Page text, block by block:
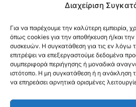
Διαχείριση
Για να παρέχουμε την καλύτερη εμπειρία,
όπως cookies για την αποθήκευση ή/και
συσκευών. Η συγκατάθεση για τις εν λόγω
επιτρέψει να επεξεργαστούμε δεδομένα
συμπεριφορά περιήγησης ή μοναδικά
ιστότοπο. Η μη συγκατάθεση ή η ανάκληση
να επηρεάσει αρνητικά ορισμένες
Loveis.gr
ModernaGynaika.gr
OikonomiaPlus.gr
Oikotropia.gr